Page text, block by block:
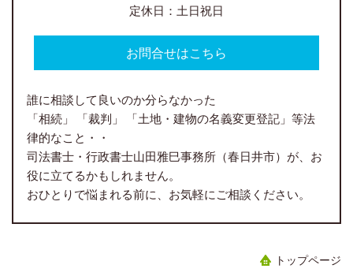
定休日：土日祝日
お問合せはこちら
誰に相談して良いのか分らなかった
「相続」 「裁判」 「土地・建物の名義変更登記」等法
律的なこと・・
司法書士・行政書士山田雅巳事務所（春日井市）が、お
役に立てるかもしれません。
おひとりで悩まれる前に、お気軽にご相談ください。
トップページ